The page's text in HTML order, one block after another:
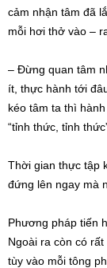
cảm nhận tâm đã
mỗi hơi thở vào –
– Đừng quan tâm
ít, thực hành tới
kéo tâm ta thì
“tỉnh thức, tỉnh
Thời gian thực tập
đứng lên ngay mà
Phương pháp tiến
Ngoài ra còn có
tùy vào mỗi tông